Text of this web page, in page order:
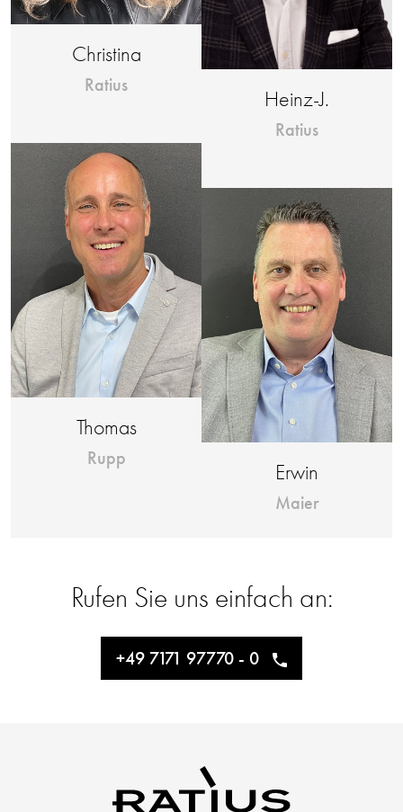
Christina
Ratius
Heinz-J.
Ratius
Thomas
Rupp
Erwin
Maier
Rufen Sie uns einfach an:
+49 7171 97770 - 0